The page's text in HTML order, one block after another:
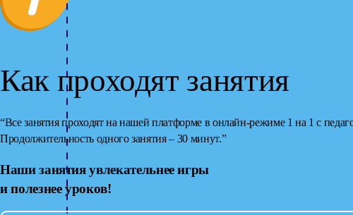
Как проходят занятия
“Все занятия проходят на нашей платформе в онлайн-режиме 1 на 1 с
Продолжительность одного занятия – 30 минут.”
Наши занятия увлекательнее игры
и полезнее уроков!